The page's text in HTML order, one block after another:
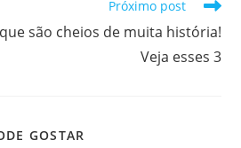
Próximo post
são cheios de muita história!
Veja esses 3
GOSTAR